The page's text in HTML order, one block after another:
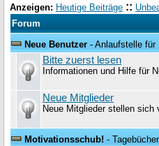
Anzeigen: Heutige Beiträge ::
Forum
Neue Benutzer - Anlaufstelle für
Bitte zuerst lesen
Informationen und Hilfe für
Neue Mitglieder
Neue Mitglieder stellen sich
Motivationsschub! -